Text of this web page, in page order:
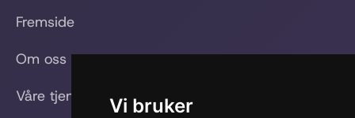
Vi bruker
Fremside
Om oss
Våre tjenester